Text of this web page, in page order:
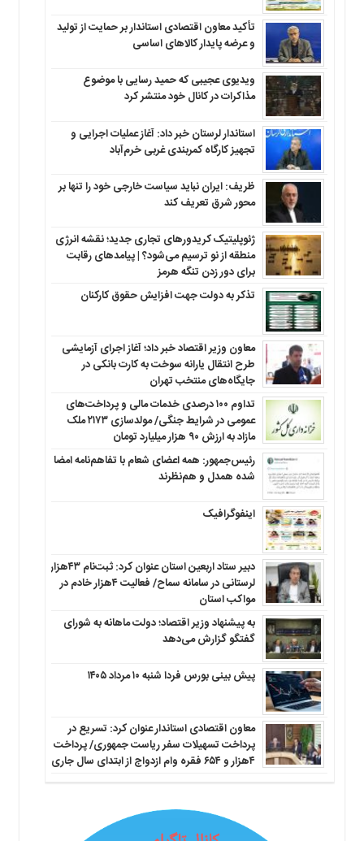
تأکید معاون اقتصادی استاندار بر حمایت از تولید
و عرضه پایدار کالاهای اساسی
ویدیوی عجیبی که حمید رسایی با موضوع
مذاکرات در کانال خود منتشر کرد
استاندار لرستان خبر داد: آغاز عملیات اجرایی و
تجهیز کارگاه کمربندی غربی خرم‌آباد
ظریف: ایران نباید سیاست خارجی خود را تنها بر
محور شرق تعریف کند
ژئوپلیتیک کریدورهای تجاری جدید؛ نقشه انرژی
منطقه‌ از نو ترسیم می‌شود؟ | پیامدهای رقابت
برای دور زدن تنگه هرمز
تذکر به دولت جهت افزایش حقوق کارکنان ‌
معاون وزیر اقتصاد خبر داد؛ آغاز اجرای آزمایشی
طرح انتقال یارانه سوخت به کارت بانکی در
جایگاه‌های منتخب تهران
تداوم ۱۰۰ درصدی خدمات مالی و پرداخت‌های
عمومی در شرایط جنگی/ مولدسازی ۲۱۷۳ ملک
مازاد به ارزش ۹۰ هزار میلیارد تومان
رئیس‌جمهور: همه اعضای شعام با تفاهم‌نامه امضا
شده همدل و هم‌نظرند
اینفوگرافیک
دبیر ستاد اربعین استان عنوان کرد: ثبت‌نام ۴۳هزار
لرستانی در سامانه سماح/ فعالیت ۴هزار خادم در
مواکب استان
به پیشنهاد وزیر اقتصاد؛ دولت ماهانه به شورای
گفتگو گزارش می‌دهد
پیش بینی بورس فردا شنبه ۱۰ مرداد ۱۴۰۵
معاون اقتصادی استاندار عنوان کرد: تسریع در
پرداخت تسهیلات سفر ریاست جمهوری/ پرداخت
۴هزار و ۶۵۴ فقره وام ازدواج از ابتدای سال جاری